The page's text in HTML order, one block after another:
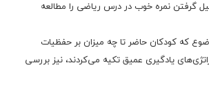
گرفتن نمره خوب در درس ریاضی را مطالعه
که کودکان حاضر تا چه میزان بر حفظیات
یادگیری عمیق تکیه می‌کردند، نیز بررسی